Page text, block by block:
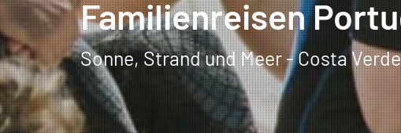
Familienreisen
Sonne, Strand und Meer - Costa